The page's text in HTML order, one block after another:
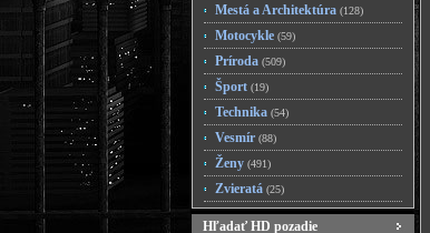
Mestá a Architektúra (128)
Motocykle (59)
Príroda (509)
Šport (19)
Technika (54)
Vesmír (88)
Ženy (491)
Zvieratá (25)
Hľadať HD pozadie